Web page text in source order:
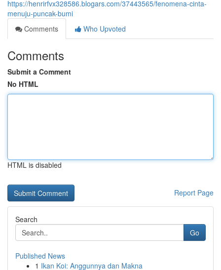
https://henrirfvx328586.blogars.com/37443565/fenomena-cinta-
menuju-puncak-bumi
Comments
Who Upvoted
Comments
Submit a Comment
No HTML
HTML is disabled
Report Page
Search
Go
Published News
1 Ikan Koi: Anggunnya dan Makna